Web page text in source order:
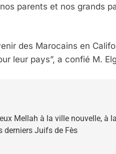
parents et nos grands
des Marocains en
leur pays”, a confié M.
Mellah à la ville nouvelle, à la
derniers Juifs de Fès
REVENDIQUE MA